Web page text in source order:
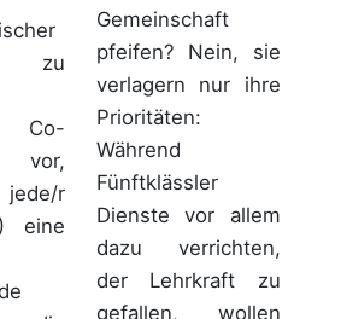
zu
Co-
vor,
r
eine
Gemeinschaft
pfeifen? Nein, sie
verlagern nur ihre
Prioritäten:
Während
Fünftklässler
Dienste vor allem
dazu verrichten,
der Lehrkraft zu
gefallen, wollen